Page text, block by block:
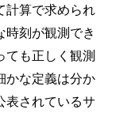
計算で求められ
時刻が観測でき
ても正しく観測
かな定義は分か
表されているサ